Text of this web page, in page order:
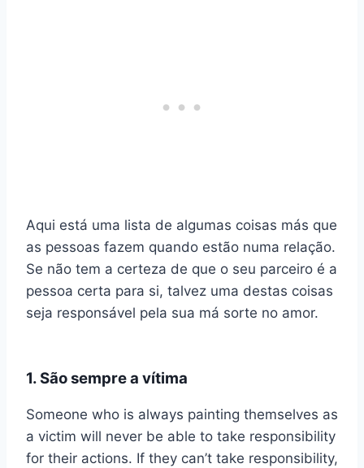
Aqui está uma lista de algumas coisas más que
as pessoas fazem quando estão numa relação.
Se não tem a certeza de que o seu parceiro é a
pessoa certa para si, talvez uma destas coisas
seja responsável pela sua má sorte no amor.
1. São sempre a vítima
Someone who is always painting themselves as
a victim will never be able to take responsibility
for their actions. If they can’t take responsibility,